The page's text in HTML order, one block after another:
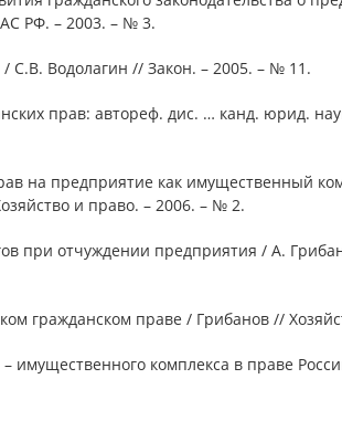
РФ. – 2003. – № 3.
С.В. Водолагин // Закон. – 2005. – № 11.
прав: автореф. дис. … канд. юрид.
на предприятие как имущественный
и право. – 2006. – № 2.
при отчуждении предприятия / А.
гражданском праве / Грибанов //
комплекса в праве